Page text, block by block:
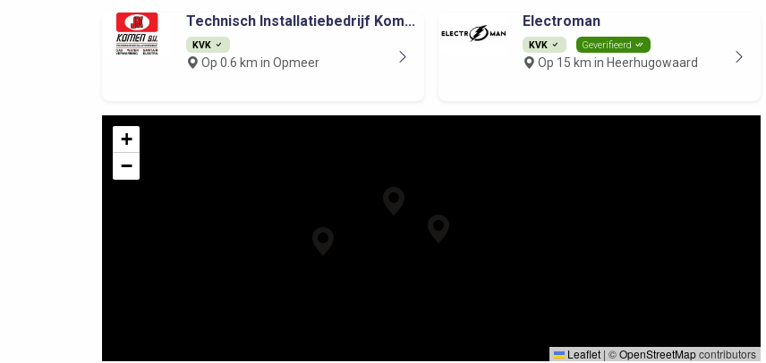
Technisch Installatiebedrijf Kom...
KVK
Op 0.6 km in Opmeer
Electroman
KVK Geverifieerd
Op 15 km in Heerhugowaard
+
−
Leaflet | ©OpenStreetMapcontributors